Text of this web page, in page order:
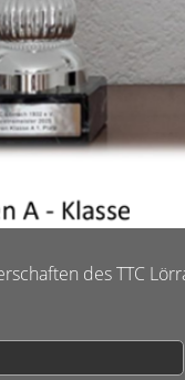
des TTC